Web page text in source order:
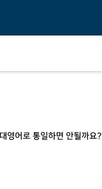
영어로 통일하면 안될까요?